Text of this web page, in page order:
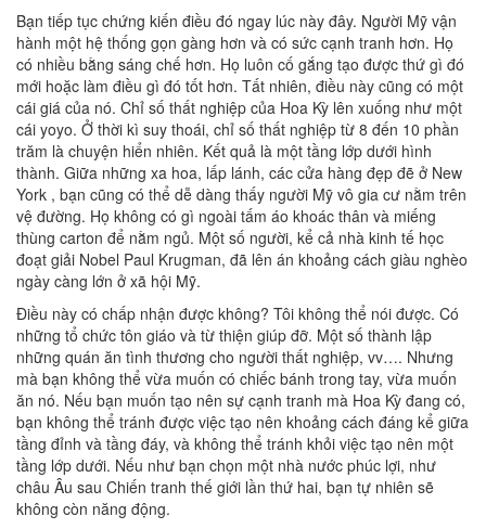
Bạn tiếp tục chứng kiến điều đó ngay lúc này đây. Người Mỹ vận
hành một hệ thống gọn gàng hơn và có sức cạnh tranh hơn. Họ
có nhiều bằng sáng chế hơn. Họ luôn cố gắng tạo được thứ gì đó
mới hoặc làm điều gì đó tốt hơn. Tất nhiên, điều này cũng có một
cái giá của nó. Chỉ số thất nghiệp của Hoa Kỳ lên xuống như một
cái yoyo. Ở thời kì suy thoái, chỉ số thất nghiệp từ 8 đến 10 phần
trăm là chuyện hiển nhiên. Kết quả là một tầng lớp dưới hình
thành. Giữa những xa hoa, lấp lánh, các cửa hàng đẹp đẽ ở New
York , bạn cũng có thể dễ dàng thấy người Mỹ vô gia cư nằm trên
vệ đường. Họ không có gì ngoài tấm áo khoác thân và miếng
thùng carton để nằm ngủ. Một số người, kể cả nhà kinh tế học
đoạt giải Nobel Paul Krugman, đã lên án khoảng cách giàu nghèo
ngày càng lớn ở xã hội Mỹ.
Điều này có chấp nhận được không? Tôi không thể nói được. Có
những tổ chức tôn giáo và từ thiện giúp đỡ. Một số thành lập
những quán ăn tình thương cho người thất nghiệp, vv…. Nhưng
mà bạn không thể vừa muốn có chiếc bánh trong tay, vừa muốn
ăn nó. Nếu bạn muốn tạo nên sự cạnh tranh mà Hoa Kỳ đang có,
bạn không thể tránh được việc tạo nên khoảng cách đáng kể giữa
tầng đỉnh và tầng đáy, và không thể tránh khỏi việc tạo nên một
tầng lớp dưới. Nếu như bạn chọn một nhà nước phúc lợi, như
châu Âu sau Chiến tranh thế giới lần thứ hai, bạn tự nhiên sẽ
không còn năng động.